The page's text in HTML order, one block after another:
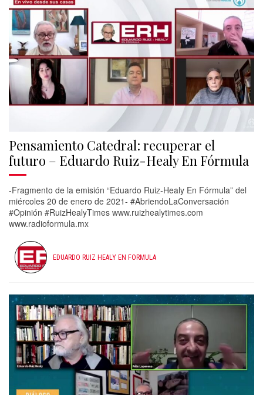
Pensamiento Catedral: recuperar el
futuro – Eduardo Ruiz-Healy En Fórmula
-Fragmento de la emisión “Eduardo Ruiz-Healy En Fórmula” del
miércoles 20 de enero de 2021- #AbriendoLaConversación
#Opinión #RuizHealyTimes www.ruizhealytimes.com
www.radioformula.mx
EDUARDO RUIZ HEALY EN FORMULA